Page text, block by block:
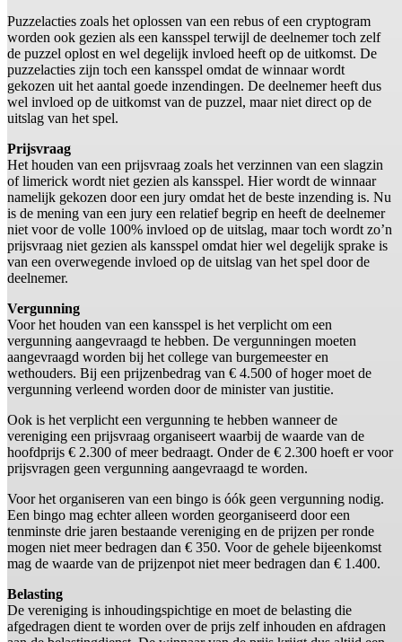
Puzzelacties zoals het oplossen van een rebus of een cryptogram
worden ook gezien als een kansspel terwijl de deelnemer toch zelf
de puzzel oplost en wel degelijk invloed heeft op de uitkomst. De
puzzelacties zijn toch een kansspel omdat de winnaar wordt
gekozen uit het aantal goede inzendingen. De deelnemer heeft dus
wel invloed op de uitkomst van de puzzel, maar niet direct op de
uitslag van het spel.
Prijsvraag
Het houden van een prijsvraag zoals het verzinnen van een slagzin
of limerick wordt niet gezien als kansspel. Hier wordt de winnaar
namelijk gekozen door een jury omdat het de beste inzending is. Nu
is de mening van een jury een relatief begrip en heeft de deelnemer
niet voor de volle 100% invloed op de uitslag, maar toch wordt zo’n
prijsvraag niet gezien als kansspel omdat hier wel degelijk sprake is
van een overwegende invloed op de uitslag van het spel door de
deelnemer.
Vergunning
Voor het houden van een kansspel is het verplicht om een
vergunning aangevraagd te hebben. De vergunningen moeten
aangevraagd worden bij het college van burgemeester en
wethouders. Bij een prijzenbedrag van € 4.500 of hoger moet de
vergunning verleend worden door de minister van justitie.
Ook is het verplicht een vergunning te hebben wanneer de
vereniging een prijsvraag organiseert waarbij de waarde van de
hoofdprijs € 2.300 of meer bedraagt. Onder de € 2.300 hoeft er voor
prijsvragen geen vergunning aangevraagd te worden.
Voor het organiseren van een bingo is óók geen vergunning nodig.
Een bingo mag echter alleen worden georganiseerd door een
tenminste drie jaren bestaande vereniging en de prijzen per ronde
mogen niet meer bedragen dan € 350. Voor de gehele bijeenkomst
mag de waarde van de prijzenpot niet meer bedragen dan € 1.400.
Belasting
De vereniging is inhoudingspichtige en moet de belasting die
afgedragen dient te worden over de prijs zelf inhouden en afdragen